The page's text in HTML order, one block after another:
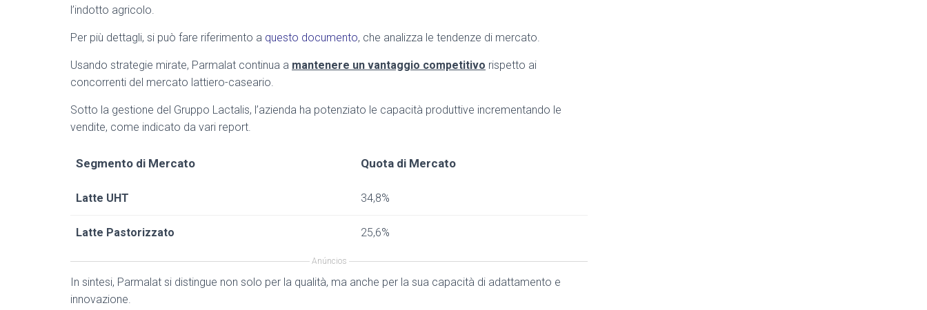
l’indotto agricolo.
Per più dettagli, si può fare riferimento a questo documento, che analizza le tendenze di mercato.
Usando strategie mirate, Parmalat continua a mantenere un vantaggio competitivo rispetto ai
concorrenti del mercato lattiero-caseario.
Sotto la gestione del Gruppo Lactalis, l’azienda ha potenziato le capacità produttive incrementando le
vendite, come indicato da vari report.
Segmento di Mercato Quota di Mercato
Latte UHT 34,8%
Latte Pastorizzato 25,6%
Anúncios
In sintesi, Parmalat si distingue non solo per la qualità, ma anche per la sua capacità di adattamento e
innovazione.